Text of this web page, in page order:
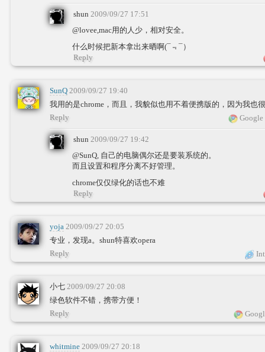
shun 2009/09/27 17:51
@lovee,mac用的人少，相对安全。
什么时候把新本拿出来晒啊(¯﹃¯）
Reply
SunQ 2009/09/27 19:40
我用的是chrome，而且，我貌似也用不着便携版的，因为我
Reply
shun 2009/09/27 19:42
@SunQ, 自己的电脑偶尔还是要装系统的。
而且设置和程序分离不好管理。
chrome仅仅绿化的话也不难
Reply
yoja 2009/09/27 20:05
专业，发现a。shun特喜欢opera
Reply
小七 2009/09/27 20:08
绿色软件不错，携带方便！
Reply
whitmine 2009/09/27 20:18